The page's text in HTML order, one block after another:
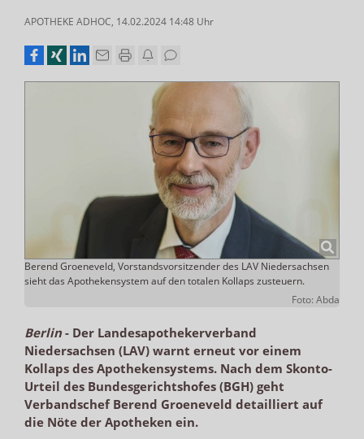
APOTHEKE ADHOC, 14.02.2024 14:48 Uhr
Berend Groeneveld, Vorstandsvorsitzender des LAV Niedersachsen
sieht das Apothekensystem auf den totalen Kollaps zusteuern.
Foto: Abda
Berlin- Der Landesapothekerverband
Niedersachsen (LAV) warnt erneut vor einem
Kollaps des Apothekensystems. Nach dem Skonto-
Urteil des Bundesgerichtshofes (BGH) geht
Verbandschef Berend Groeneveld detailliert auf
die Nöte der Apotheken ein.